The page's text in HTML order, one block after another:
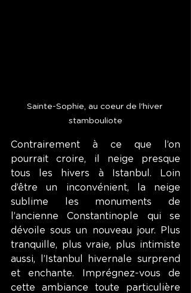
Sainte-Sophie, au coeur de l'hiver
stambouliote
Contrairement à ce que l’on
pourrait croire, il neige presque
tous les hivers à Istanbul. Loin
d’être un inconvénient, la neige
sublime les monuments de
l’ancienne Constantinople qui se
dévoile sous un nouveau jour. Plus
tranquille, plus vraie, plus intimiste
aussi, l’Istanbul hivernale surprend
et enchante. Imprégnez-vous de
cette ambiance toute particulière